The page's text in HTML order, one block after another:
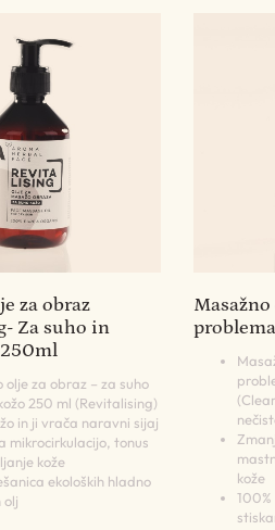
za obraz
Za suho in
olje za obraz – za suho
250 ml (Revitalising)
in ji vrača naravni sijaj
mikrocirkulacijo, tonus
kože
ekoloških hladno
olj
kože